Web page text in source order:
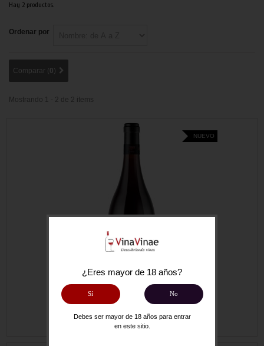
Hay 2 productos.
Ordenar por
Comparar ( 0)
Mostrando 1 - 2 de 2 items
NUEVO
Añadir al carrito
EL BUNKER 09 GARNACHA TINTORERA
16,50 €
¿Eres mayor de 18 años?
Sí No
Debes ser mayor de 18 años para entrar
en este sitio.